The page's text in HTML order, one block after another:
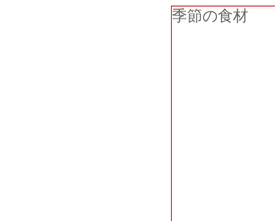
季節の食材